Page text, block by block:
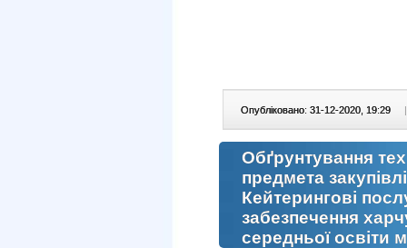
Опубліковано: 31-12-2020, 19:29 |
Обґрунтування
предмета
Кейтерингові
забезпечення
середньої освіти